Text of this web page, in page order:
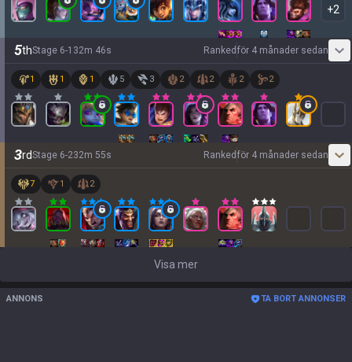
+2
5thStage 6-1 32m 46s Ranked för 4 månader sedan
1 1 1 5 3 2 2 2 2
3rdStage 6-232m 55s Ranked för 4 månader sedan
7 1 2
Visa mer
ANNONS TA BORT ANNONSER